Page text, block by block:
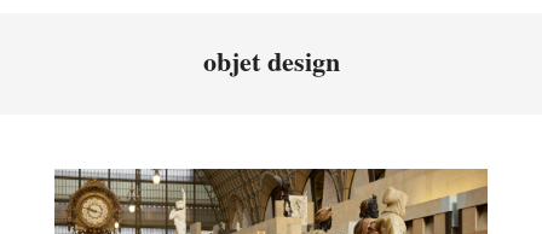
objet design